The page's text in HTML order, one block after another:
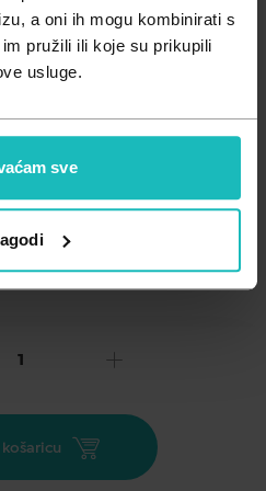
a oni ih mogu kombinirati s
pružili ili koje su prikupili
usluge.
sve
zaštiti potrošača..
poznata prvenstveno kao začin
ima mnogo iznimnih aktivnih
košaricu